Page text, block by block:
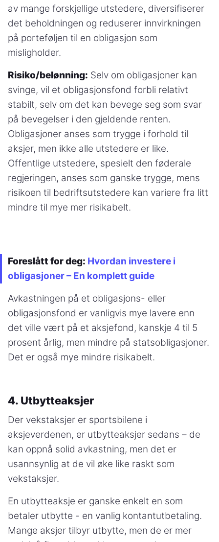
av mange forskjellige utstedere, diversifiserer
det beholdningen og reduserer innvirkningen
på porteføljen til en obligasjon som
misligholder.
Risiko/belønning: Selv om obligasjoner kan
svinge, vil et obligasjonsfond forbli relativt
stabilt, selv om det kan bevege seg som svar
på bevegelser i den gjeldende renten.
Obligasjoner anses som trygge i forhold til
aksjer, men ikke alle utstedere er like.
Offentlige utstedere, spesielt den føderale
regjeringen, anses som ganske trygge, mens
risikoen til bedriftsutstedere kan variere fra litt
mindre til mye mer risikabelt.
Foreslått for deg: Hvordan investere i
obligasjoner – En komplett guide
Avkastningen på et obligasjons- eller
obligasjonsfond er vanligvis mye lavere enn
det ville vært på et aksjefond, kanskje 4 til 5
prosent årlig, men mindre på statsobligasjoner.
Det er også mye mindre risikabelt.
4. Utbytteaksjer
Der vekstaksjer er sportsbilene i
aksjeverdenen, er utbytteaksjer sedans – de
kan oppnå solid avkastning, men det er
usannsynlig at de vil øke like raskt som
vekstaksjer.
En utbytteaksje er ganske enkelt en som
betaler utbytte - en vanlig kontantutbetaling.
Mange aksjer tilbyr utbytte, men de er mer